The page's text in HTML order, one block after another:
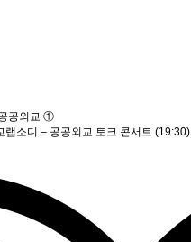
공외교 ①
랩소디 – 공공외교 토크 콘서트 (19:30)